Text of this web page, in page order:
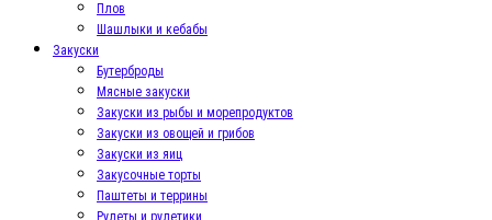
Плов
Шашлыки и кебабы
Закуски
Бутерброды
Мясные закуски
Закуски из рыбы и морепродуктов
Закуски из овощей и грибов
Закуски из яиц
Закусочные торты
Паштеты и террины
Рулеты и рулетики